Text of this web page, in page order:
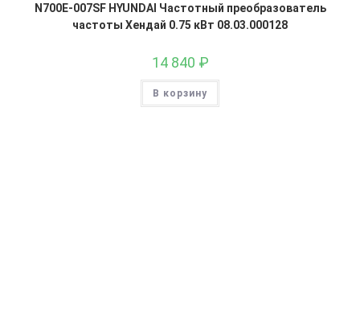
N700E-007SF HYUNDAI Частотный преобразователь
частоты Хендай 0.75 кВт 08.03.000128
14 840 ₽
В корзину